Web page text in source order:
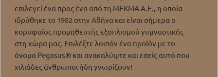
επιλεγεί ένα προς ένα από τη ΜΕΚΜΑ Α.Ε., η οποία
ιδρύθηκε το 1982 στην Αθήνα και είναι σήμερα o
κορυφαίος προμηθευτής εξοπλισμού γυμναστικής
στη χώρα μας. Επιλέξτε λοιπόν ένα προϊόν με το
όνομα Pegasus® και ανακαλύψτε και εσείς αυτό που
χιλιάδες άνθρωποι ήδη γνωρίζουν!